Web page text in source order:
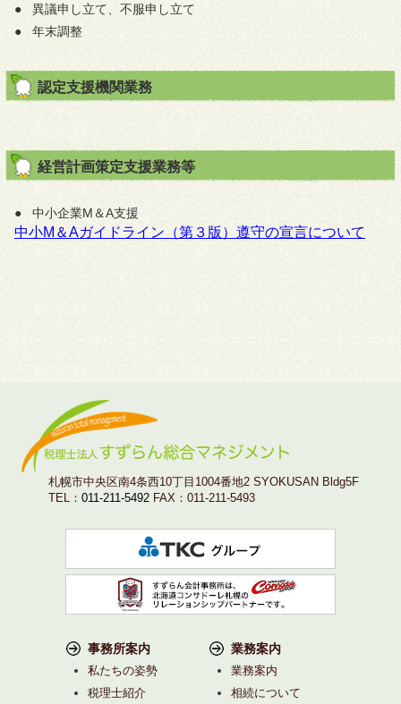
●
異議申し立て、不服申し立て
●
年末調整
認定支援機関業務
経営計画策定支援業務等
● 中小企業M＆A支援
中小M＆Aガイドライン（第３版）遵守の宣言について
札幌市中央区南4条西10丁目1004番地2 SYOKUSAN Bldg5F
TEL： 011-211-5492 FAX：011-211-5493
事務所案内
私たちの姿勢
税理士紹介
業務案内
業務案内
相続について